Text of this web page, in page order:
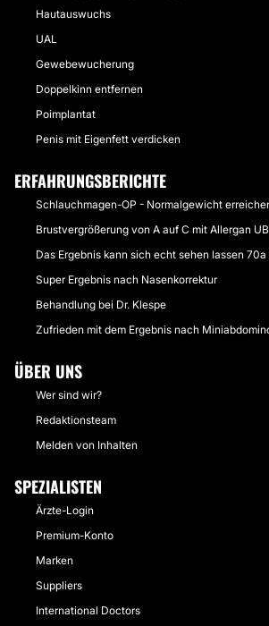
Hautauswuchs
UAL
Gewebewucherung
Doppelkinn entfernen
Poimplantat
Penis mit Eigenfett verdicken
ERFAHRUNGSBERICHTE
Schlauchmagen-OP - Normalgewicht
Brustvergrößerung von A auf C mit Allergan
Das Ergebnis kann sich echt sehen lassen
Super Ergebnis nach Nasenkorrektur
Behandlung bei Dr. Klespe
Zufrieden mit dem Ergebnis nach
ÜBER UNS
Wer sind wir?
Redaktionsteam
Melden von Inhalten
SPEZIALISTEN
Ärzte-Login
Premium-Konto
Marken
Suppliers
International Doctors